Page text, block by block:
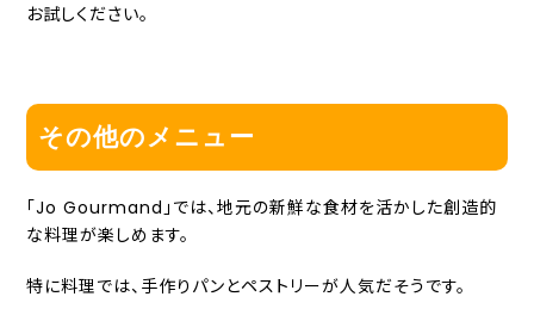
お試しください。
その他のメニュー
「Jo Gourmand」では、地元の新鮮な食材を活かした創造的
な料理が楽しめます。
特に料理では、手作りパンとペストリーが人気だそうです。